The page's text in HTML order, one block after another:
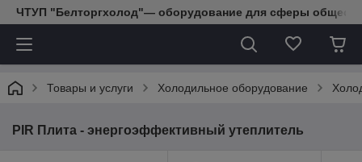
ЧТУП "Белторгхолод"— оборудование для сферы
Товары и услуги Холодильное оборудование
PIR Плита - энергоэффективный утеплитель